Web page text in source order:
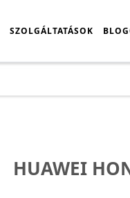
SZOLGÁLTATÁSOK
HUAWEI